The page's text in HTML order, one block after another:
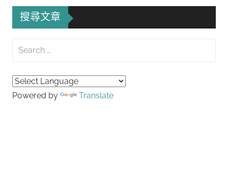
導
覽
搜尋文章
Search
Powered by Translate